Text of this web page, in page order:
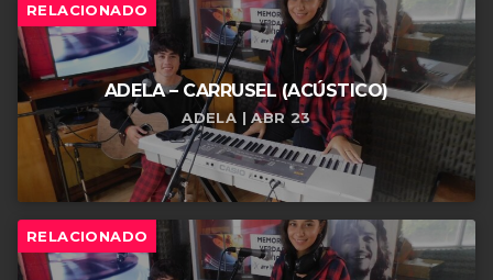
RELACIONADO
ADELA – CARRUSEL (ACÚSTICO)
ADELA | ABR 23
RELACIONADO